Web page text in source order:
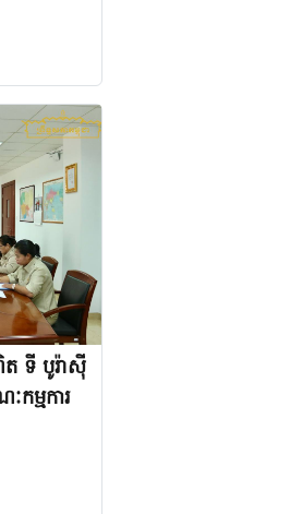
ទី បូរ៉ាស៊ី
កម្មការ